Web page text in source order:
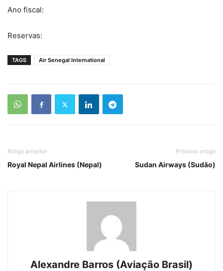
Ano fiscal:
Reservas:
TAGS Air Senegal International
Artigo anterior
Royal Nepal Airlines (Nepal)
Próximo artigo
Sudan Airways (Sudão)
Alexandre Barros (Aviação Brasil)